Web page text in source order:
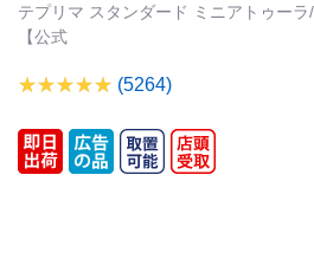
テプリマ スタンダード ミニアトゥーラ
【公式
(5264)